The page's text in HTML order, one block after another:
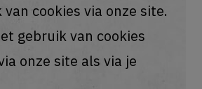
cookies via onze site.
gebruik van cookies
onze site als via je